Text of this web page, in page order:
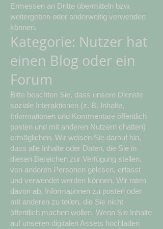
Ermessen an Dritte übermitteln bzw.
weitergeben oder anderweitig verwenden
können.
Kategorie: Nutzer hat
einen Blog oder ein
Forum
Bitte beachten Sie, dass unsere Dienste
soziale Interaktionen (z. B. Inhalte,
Informationen und Kommentare öffentlich
posten und mit anderen Nutzern chatten)
ermöglichen. Wir weisen Sie darauf hin,
dass alle Inhalte oder Daten, die Sie in
diesen Bereichen zur Verfügung stellen,
von anderen Personen gelesen, erfasst
und verwendet werden können. Wir raten
davon ab, Informationen zu posten oder
mit anderen zu teilen, die Sie nicht
öffentlich machen wollen. Wenn Sie Inhalte
auf unseren digitalen Assets hochladen